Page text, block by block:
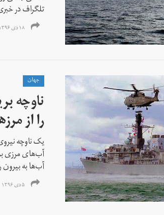
تلگراف در
۱۸ دی ۱۳۹۶
جهان
ناوچه
را از
یک ناوچه
آب‌های مرزی
آب‌ها به
۵ دی ۱۳۹۶